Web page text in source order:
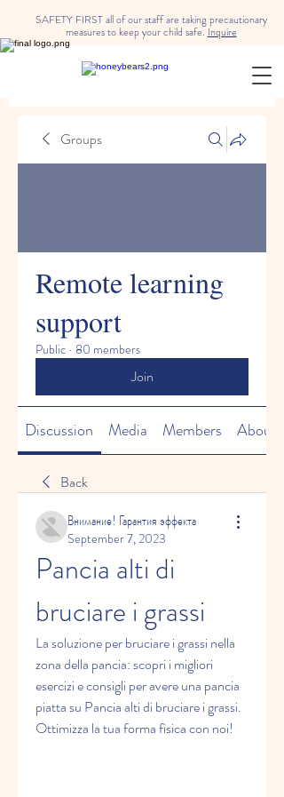
SAFETY FIRST all of our staff are taking precautionary
measures to keep your child safe.Inquire
Groups
Remote learning
support
Public · 80 members
Join
Discussion Media Members About
Back
Внимание! Гарантия эффекта
September 7, 2023
Pancia alti di
bruciare i grassi
La soluzione per bruciare i grassi nella
zona della pancia: scopri i migliori
esercizi e consigli per avere una pancia
piatta su Pancia alti di bruciare i grassi.
Ottimizza la tua forma fisica con noi!